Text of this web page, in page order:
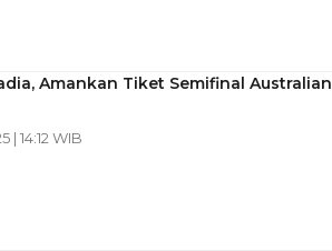
Amankan Tiket Semifinal Australian
| 14:12 WIB